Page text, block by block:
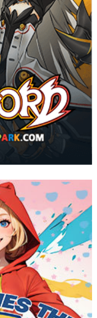
you can explore, fight
using brooms or wings.
community for an
FUN universe, On any